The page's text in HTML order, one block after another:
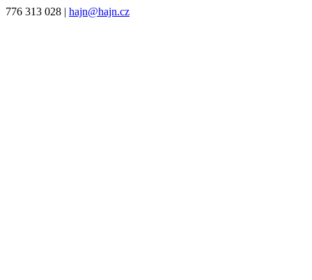
776 313 028 | hajn@hajn.cz